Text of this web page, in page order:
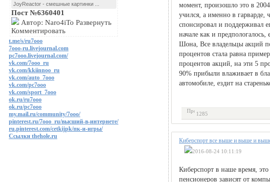
JoyReactor - смешные картинки ...
Пост №6360401
Автор: Naro4iTo Развернуть
Комментировать
t.me/s/ru7ooo
7ooo-ru.livejournal.com
pc7ooo.livejournal.com/
vk.com/7ooo_ru
vk.com/kkiinnoo_ru
vk.com/auto_7ooo
vk.com/pc7ooo
vk.com/sport_7ooo
ok.ru/ru7ooo
ok.ru/pc7ooo
my.mail.ru/community/7ooo/
pinterest.ru/7ooo_ru/высший-в-интернете/
ru.pinterest.com/cetkijpk/пк-и-игры/
Ссылки thehole.ru
момент, произошло это в 2004
учился, а именно в гарварде,
спонсировал и поддерживал
начале как и
Шона, Все владельцы акций
процентов стала равна
процентов акций, на эти 5
90% прибыли влаживает в
автомобиле, ездит на
1285
Киберспорт все выше и выше и
2016-08-24 10:11:19
Киберспорт в наше время,
пенсионеров зависят от